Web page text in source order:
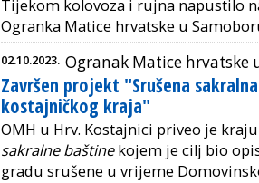
Tijekom kolovoza i rujna napustilo
Ogranka Matice hrvatske u
02.10.2023. Ogranak Matice hrvatske
Završen projekt "Srušena
kostajničkog kraja"
OMH u Hrv. Kostajnici priveo je
sakralne baštinekojem je cilj bio
gradu srušene u vrijeme